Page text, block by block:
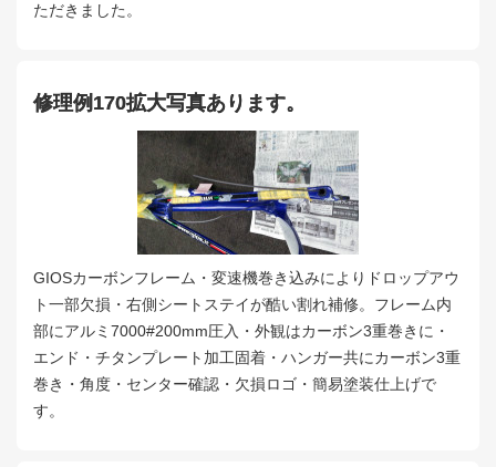
ただきました。
修理例170拡大写真あります。
GIOSカーボンフレーム・変速機巻き込みによりドロップアウ
ト一部欠損・右側シートステイが酷い割れ補修。フレーム内
部にアルミ7000#200mm圧入・外観はカーボン3重巻きに・
エンド・チタンプレート加工固着・ハンガー共にカーボン3重
巻き・角度・センター確認・欠損ロゴ・簡易塗装仕上げで
す。